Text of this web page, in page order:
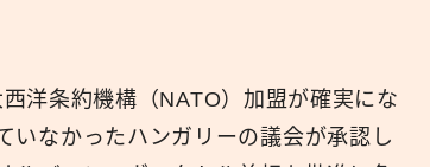
経済
国内
洋条約機構（NATO）加盟が確実にな
いなかったハンガリーの議会が承認し